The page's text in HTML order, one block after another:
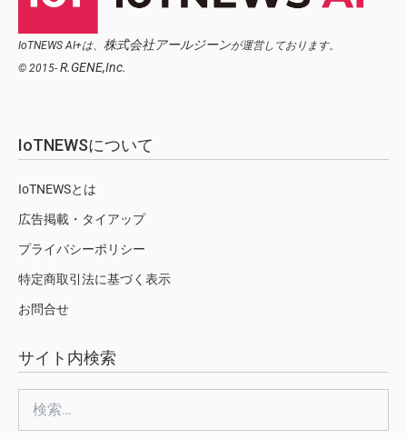
IoTNEWS AI+は、 株式会社アールジーンが運営しております。
© 2015- R.GENE,Inc.
IoTNEWSについて
IoTNEWSとは
広告掲載・タイアップ
プライバシーポリシー
特定商取引法に基づく表示
お問合せ
サイト内検索
索: